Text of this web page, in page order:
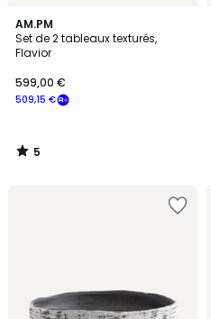
AM.PM
Set de 2 tableaux texturés,
Flavior
509,15 €
599,00 €
5
/
5
5
/